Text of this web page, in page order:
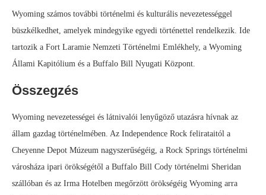
Wyoming számos további történelmi és kulturális nevezetességgel
büszkélkedhet, amelyek mindegyike egyedi történettel rendelkezik. Ide
tartozik a Fort Laramie Nemzeti Történelmi Emlékhely, a Wyoming
Állami Kapitólium és a Buffalo Bill Nyugati Központ.
Összegzés
Wyoming nevezetességei és látnivalói lenyűgöző utazásra hívnak az
állam gazdag történelmében. Az Independence Rock felirataitól a
Cheyenne Depot Múzeum nagyszerűségéig, a Rock Springs történelmi
városháza ipari örökségétől a Buffalo Bill Cody történelmi Sheridan
szállóban és az Irma Hotelben megőrzött örökségéig Wyoming arra